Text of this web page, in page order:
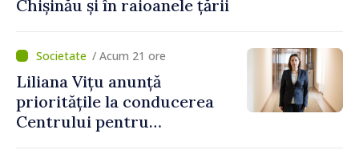
Chișinău și în raioanele țării
/ Acum 21 ore
Liliana Vițu anunță
prioritățile la conducerea
Centrului pentru